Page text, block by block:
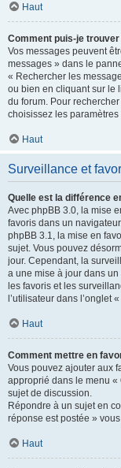
Haut
Comment puis-je
Vos messages peuvent
messages » dans le
« Rechercher les
ou bien en cliquant sur le
du forum. Pour
choisissez les
Haut
Surveillance et
Quelle est la différence
Avec phpBB 3.0, la mise
favoris dans un
phpBB 3.1, la mise en
sujet. Vous pouvez
jour. Cependant, la
a une mise à jour dans
les favoris et les
l’utilisateur dans l’onglet
Haut
Comment mettre en
Vous pouvez ajouter aux
approprié dans le menu «
sujet de discussion.
Répondre à un sujet en
réponse est postée »
Haut